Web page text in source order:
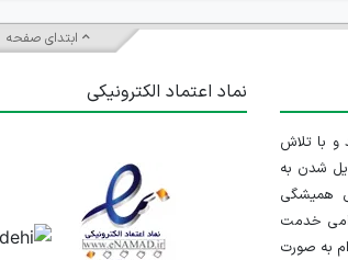
IranEstekhdam.ir
ابتدای صفحه
۱۰ راه اندازی شد و با تلاش
شدن به
همیشگی
خدمت
به صورت
نماد اعتماد الکترونیکی